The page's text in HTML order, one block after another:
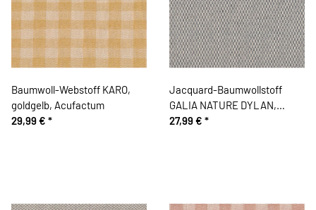
Baumwoll-Webstoff KARO,
goldgelb, Acufactum
29,99 € *
Jacquard-Baumwollstoff
GALIA NATURE DYLAN,
Rauten, grau
27,99 € *